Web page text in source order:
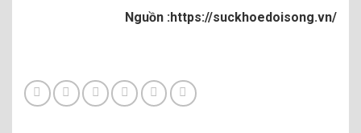
Nguồn :https://suckhoedoisong.vn/